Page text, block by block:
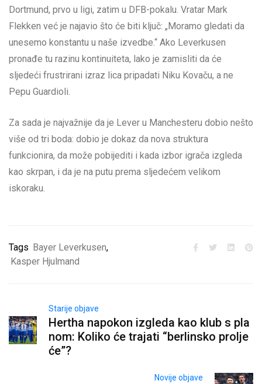
Dortmund, prvo u ligi, zatim u DFB-pokalu. Vratar Mark
Flekken već je najavio što će biti ključ: „Moramo gledati da
unesemo konstantu u naše izvedbe.“ Ako Leverkusen
pronađe tu razinu kontinuiteta, lako je zamisliti da će
sljedeći frustrirani izraz lica pripadati Niku Kovaču, a ne
Pepu Guardioli.
Za sada je najvažnije da je Lever u Manchesteru dobio nešto
više od tri boda: dobio je dokaz da nova struktura
funkcionira, da može pobijediti i kada izbor igrača izgleda
kao skrpan, i da je na putu prema sljedećem velikom
iskoraku.
Tags Bayer Leverkusen,
Kasper Hjulmand
Starije objave
Hertha napokon izgleda kao klub s pla
nom: Koliko će trajati “berlinsko prolje
će”?
Novije objave